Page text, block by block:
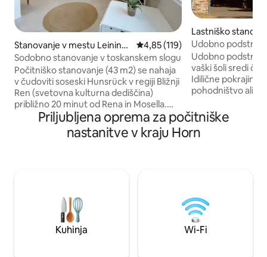
Stanovanje v mestu Leining
en
Povprečna ocena: 4,85 od 5, št.
4,85 (119)
Sodobno stanovanje v toskanskem slogu
Počitniško stanovanje (43 m2) se nahaja
v čudoviti soseski Hunsrück v regiji Bližnji
Ren (svetovna kulturna dediščina)
približno 20 minut od Rena in Mosella.
Poleg tihe lokacije lahko uživate tudi v
hitrem dostopu do A61 (približno 5
minut), da odkrijete regijo s številnimi
Loreley (15 min ) - Vinski festivali in Ren v
plamenu v bližini
Lastniško
u Riegenroth
Udobno
vaški šoli
Udobno
vaški šoli sredi
Idilične pokrajine
pohodništvo ali
Od fantastičnih
visečega mostu
odkrijete in
Priljubljena oprema za počitniške
nastanitve v kraju Horn
Kuhinja Wi-Fi